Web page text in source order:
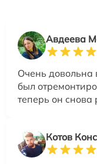
Авдеева
Очень довольна
был
теперь он снова
Котов